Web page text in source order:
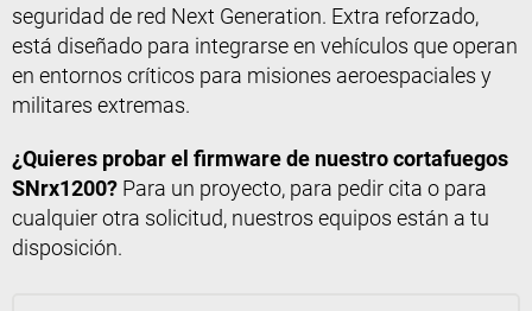
seguridad de red Next Generation. Extra reforzado,
está diseñado para integrarse en vehículos que operan
en entornos críticos para misiones aeroespaciales y
militares extremas.
¿Quieres probar el firmware de nuestro cortafuegos
SNrx1200? Para un proyecto, para pedir cita o para
cualquier otra solicitud, nuestros equipos están a tu
disposición.